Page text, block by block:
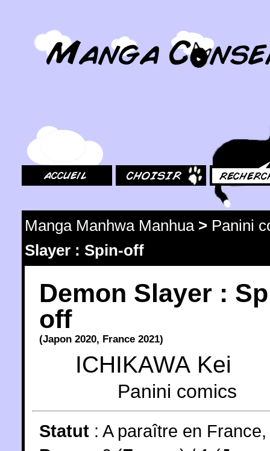
Manga Manhwa Manhua> Panini
Slayer : Spin-off
Demon Slayer :
off
(Japon 2020, France 2021)
ICHIKAWA Kei
Panini comics
Statut : A paraître en